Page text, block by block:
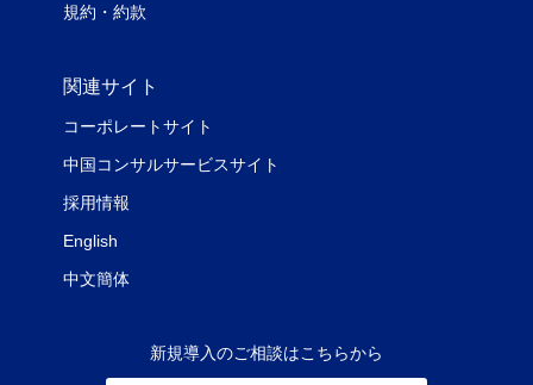
規約・約款
関連サイト
コーポレートサイト
中国コンサルサービスサイト
採用情報
English
中文簡体
新規導入のご相談はこちらから